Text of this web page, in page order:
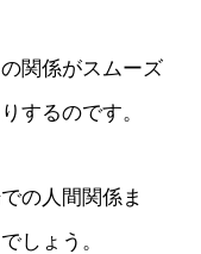
関係がスムーズ
するのです。
の人間関係ま
しょう。